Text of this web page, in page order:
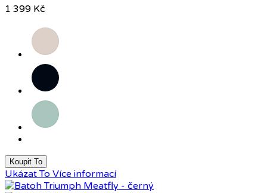
1 399 Kč
Béžová
Černá
Mint
Koupit To
Ukázat To Více informací